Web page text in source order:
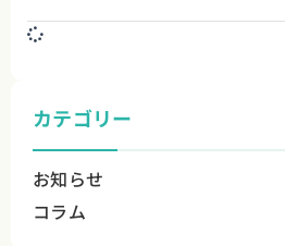
カテゴリー
お知らせ
コラム